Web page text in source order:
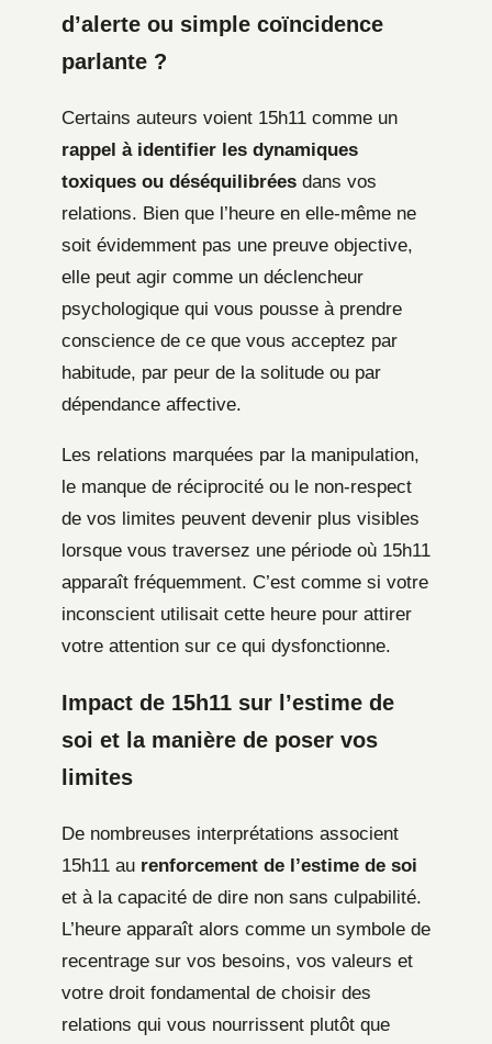
d’alerte ou simple coïncidence
parlante ?
Certains auteurs voient 15h11 comme un
rappel à identifier les dynamiques
toxiques ou déséquilibrées dans vos
relations. Bien que l’heure en elle-même ne
soit évidemment pas une preuve objective,
elle peut agir comme un déclencheur
psychologique qui vous pousse à prendre
conscience de ce que vous acceptez par
habitude, par peur de la solitude ou par
dépendance affective.
Les relations marquées par la manipulation,
le manque de réciprocité ou le non-respect
de vos limites peuvent devenir plus visibles
lorsque vous traversez une période où 15h11
apparaît fréquemment. C’est comme si votre
inconscient utilisait cette heure pour attirer
votre attention sur ce qui dysfonctionne.
Impact de 15h11 sur l’estime de
soi et la manière de poser vos
limites
De nombreuses interprétations associent
15h11 au renforcement de l’estime de soi
et à la capacité de dire non sans culpabilité.
L’heure apparaît alors comme un symbole de
recentrage sur vos besoins, vos valeurs et
votre droit fondamental de choisir des
relations qui vous nourrissent plutôt que